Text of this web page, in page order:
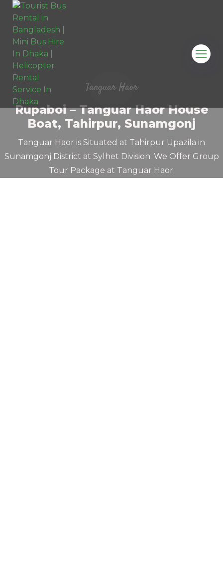
Tanguar Haor
Rupaboi – Tanguar Haor House
Boat, Tahirpur, Sunamgonj
Tanguar Haor is Situated at Tahirpur Upazila in
Sunamgonj District at Sylhet Division. We Offer Group
Tour Package at Tanguar Haor.